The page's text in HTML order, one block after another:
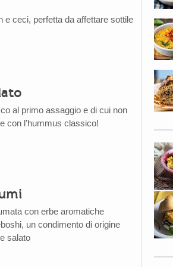
e ceci, perfetta da affettare sottile
al primo assaggio e di cui non
con l’hummus classico!
con erbe aromatiche
un condimento di origine
salato